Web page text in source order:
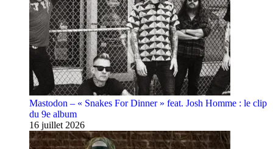
Mastodon – « Snakes For Dinner » feat. Josh Homme : le clip
du 9e album
16 juillet 2026